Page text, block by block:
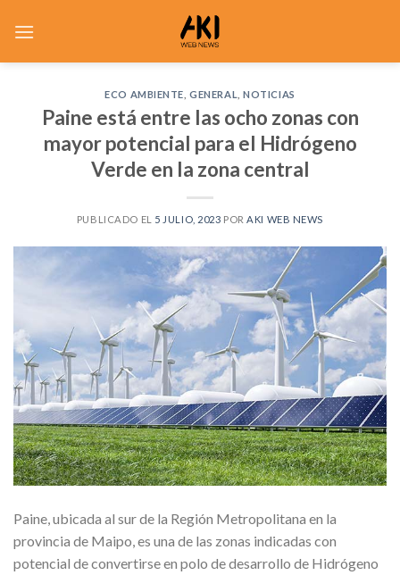
ECO AMBIENTE ,GENERAL ,NOTICIAS
Paine está entre las ocho zonas con
mayor potencial para el Hidrógeno
Verde en la zona central
PUBLICADO EL 5 JULIO, 2023 POR AKI WEB NEWS
Paine, ubicada al sur de la Región Metropolitana en la
provincia de Maipo, es una de las zonas indicadas con
potencial de convertirse en polo de desarrollo de Hidrógeno